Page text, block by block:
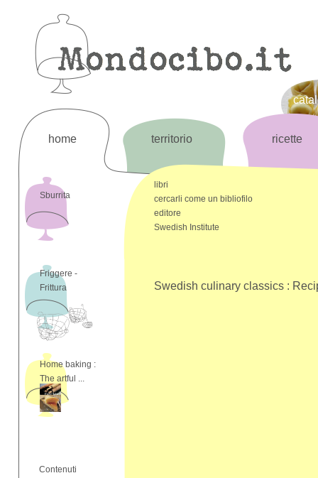
home territorio ricette
Sburrita
Friggere -
Frittura
Home baking :
The artful ...
Contenuti
libri
cercarli come un bibliofilo
editore
Swedish Institute
Swedish culinary classics :